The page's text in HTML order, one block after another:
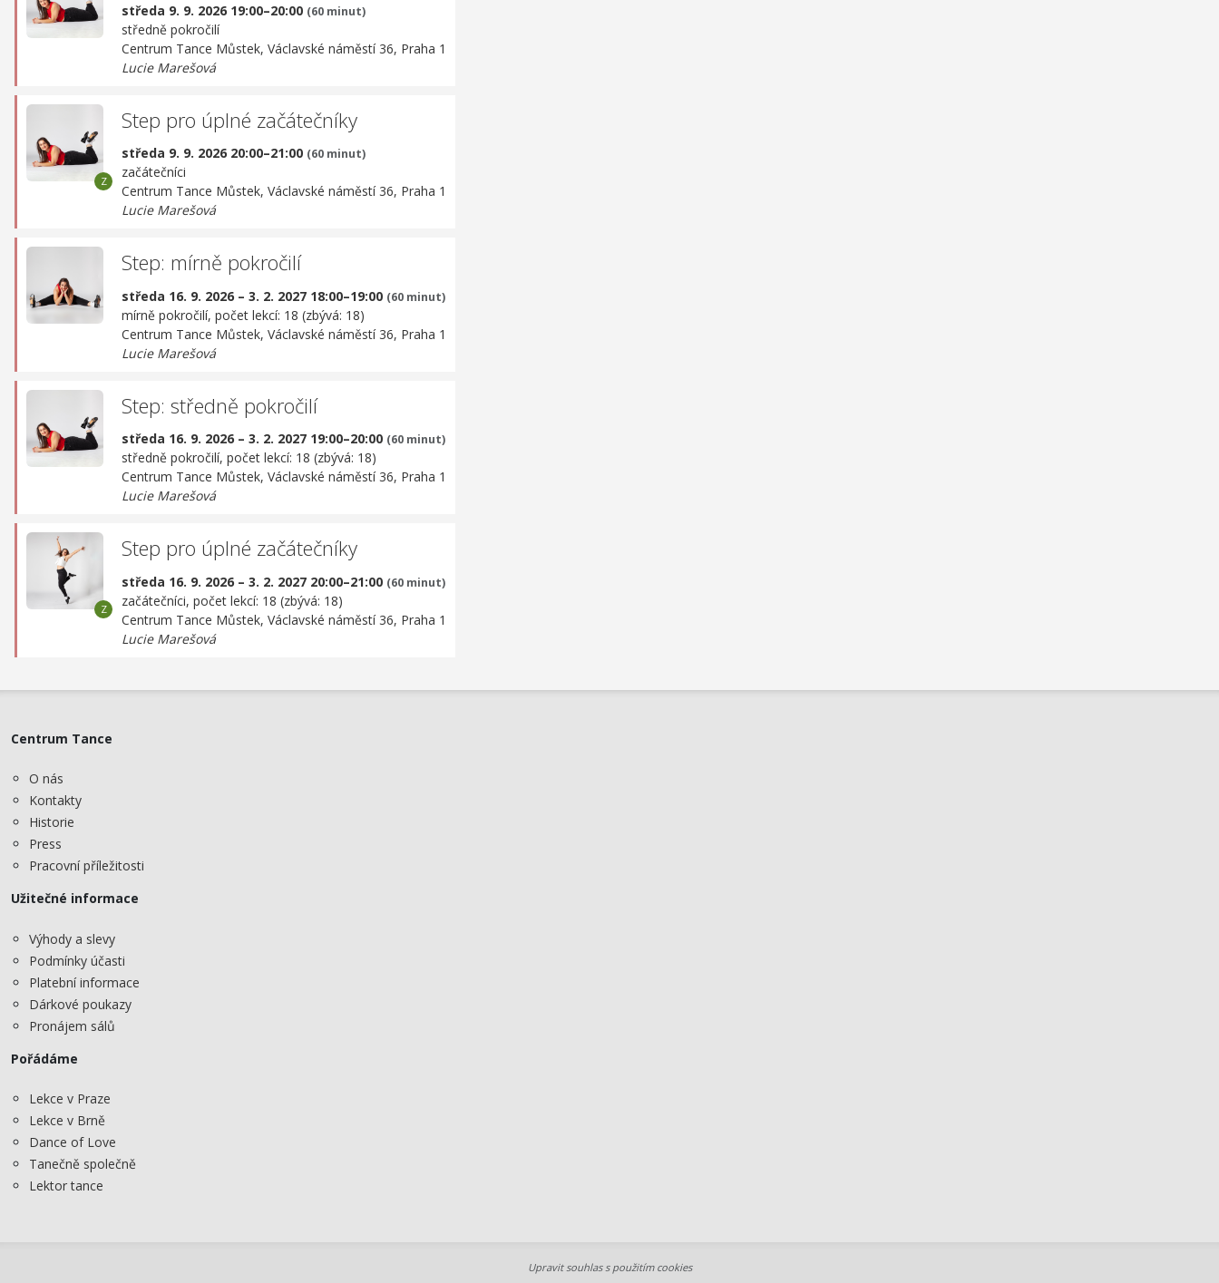
středa 9. 9. 2026 19:00–20:00 (60 minut)
středně pokročilí
Centrum Tance Můstek, Václavské náměstí 36, Praha 1
Lucie Marešová
Step pro úplné začátečníky
středa 9. 9. 2026 20:00–21:00 (60 minut)
začátečníci
Centrum Tance Můstek, Václavské náměstí 36, Praha 1
Lucie Marešová
Step: mírně pokročilí
středa 16. 9. 2026 – 3. 2. 2027 18:00–19:00 (60 minut)
mírně pokročilí, počet lekcí: 18 (zbývá: 18)
Centrum Tance Můstek, Václavské náměstí 36, Praha 1
Lucie Marešová
Step: středně pokročilí
středa 16. 9. 2026 – 3. 2. 2027 19:00–20:00 (60 minut)
středně pokročilí, počet lekcí: 18 (zbývá: 18)
Centrum Tance Můstek, Václavské náměstí 36, Praha 1
Lucie Marešová
Step pro úplné začátečníky
středa 16. 9. 2026 – 3. 2. 2027 20:00–21:00 (60 minut)
začátečníci, počet lekcí: 18 (zbývá: 18)
Centrum Tance Můstek, Václavské náměstí 36, Praha 1
Lucie Marešová
Centrum Tance
O nás
Kontakty
Historie
Press
Pracovní příležitosti
Užitečné informace
Výhody a slevy
Podmínky účasti
Platební informace
Dárkové poukazy
Pronájem sálů
Pořádáme
Lekce v Praze
Lekce v Brně
Dance of Love
Tanečně společně
Lektor tance
Upravit souhlas s použitím cookies